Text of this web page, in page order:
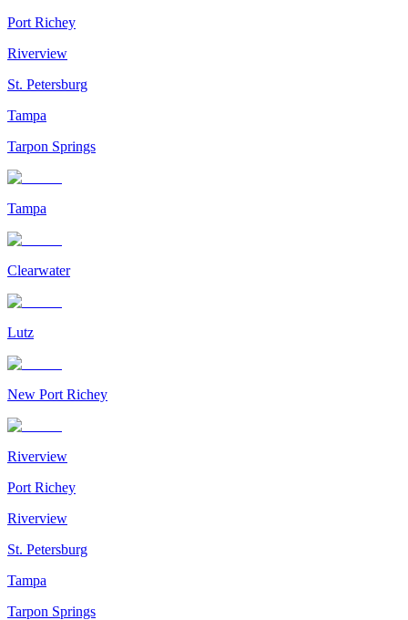
Port Richey
Riverview
St. Petersburg
Tampa
Tarpon Springs
Tampa
Clearwater
Lutz
New Port Richey
Riverview
Port Richey
Riverview
St. Petersburg
Tampa
Tarpon Springs